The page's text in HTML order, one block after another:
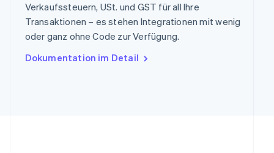
Verkaufssteuern, USt. und GST für all Ihre
Transaktionen – es stehen Integrationen mit wenig
oder ganz ohne Code zur Verfügung.
Dokumentation im Detail
ไทยEnglish
Tschechische Republik
English
English